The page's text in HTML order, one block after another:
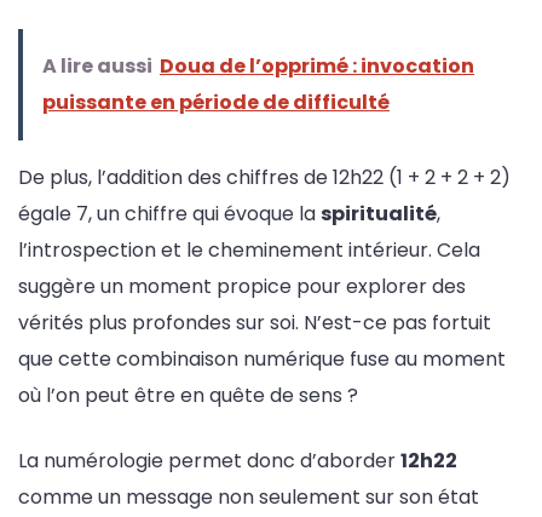
A lire aussi Doua de l’opprimé : invocation
puissante en période de difficulté
De plus, l’addition des chiffres de 12h22 (1 + 2 + 2 + 2)
égale 7, un chiffre qui évoque la spiritualité,
l’introspection et le cheminement intérieur. Cela
suggère un moment propice pour explorer des
vérités plus profondes sur soi. N’est-ce pas fortuit
que cette combinaison numérique fuse au moment
où l’on peut être en quête de sens ?
La numérologie permet donc d’aborder12h22
comme un message non seulement sur son état